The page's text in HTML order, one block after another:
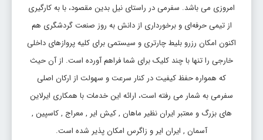
امروزی می باشد. سفرمی در راستای نیل بدین مقصود، با به کارگیری
از تیمی حرفه‌ای و برخورداری از دانش به روز صنعت گردشگری هم
اکنون امکان رزرو بلیط چارتری و سیستمی برای کلیه پروازهای داخلی
خارجی را تنها با چند کلیک برای شما فراهم آورده است. از آن حیث
که همواره حفظ کیفیت در کنار سرعت و سهولت از ارکان اصلی
سفرمی به شمار می رفته است، ارائه این خدمات با همکاری ایرلاین
های بزرگ و معتبر ایران نظیر ماهان , کیش ایر , معراج , کاسپین ,
آسمان , ایران ایر و زاگرس امکان پذیر شده است.